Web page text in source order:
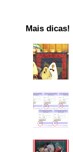
Mais dicas!